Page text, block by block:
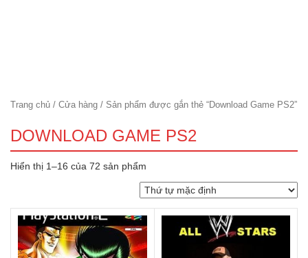
Trang chủ / Cửa hàng / Sản phẩm được gắn thẻ “Download Game PS2”
DOWNLOAD GAME PS2
Hiển thị 1–16 của 72 sản phẩm